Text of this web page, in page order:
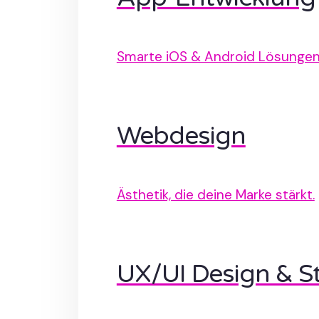
Smarte iOS & Android
Webdesign
Ästhetik, die deine Marke stärkt.
UX/UI Design &